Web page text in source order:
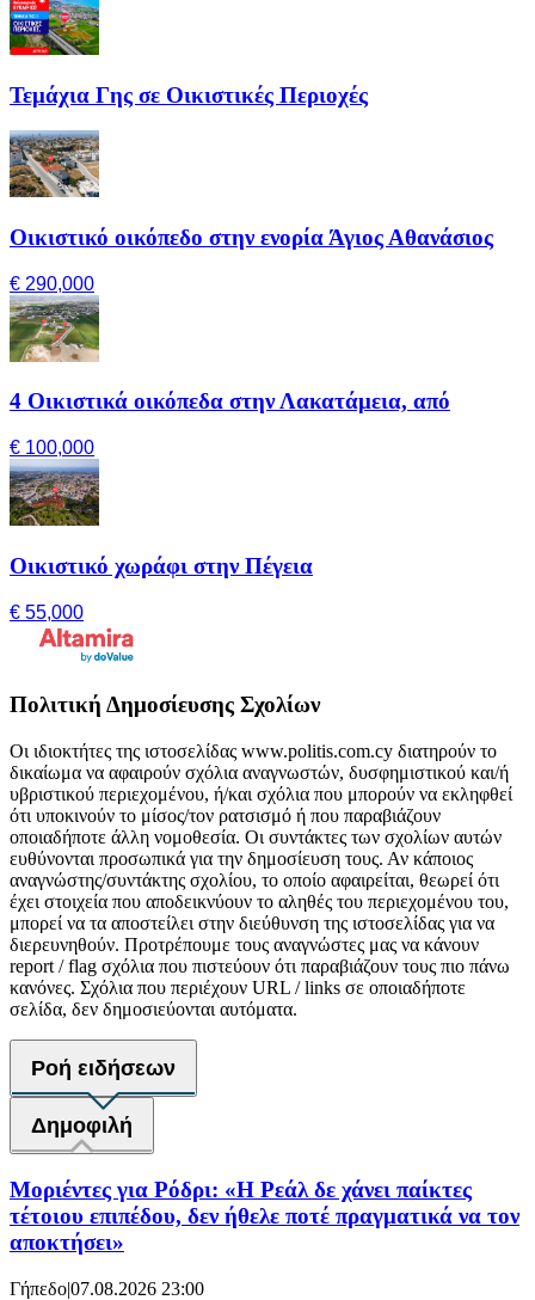
Τεμάχια Γης σε Οικιστικές Περιοχές
Οικιστικό οικόπεδο στην ενορία Άγιος Αθανάσιος
€ 290,000
4 Οικιστικά οικόπεδα στην Λακατάμεια, από
€ 100,000
Οικιστικό χωράφι στην Πέγεια
€ 55,000
Πολιτική Δημοσίευσης Σχολίων
Οι ιδιοκτήτες της ιστοσελίδας www.politis.com.cy διατηρούν το
δικαίωμα να αφαιρούν σχόλια αναγνωστών, δυσφημιστικού και/ή
υβριστικού περιεχομένου, ή/και σχόλια που μπορούν να εκληφθεί
ότι υποκινούν το μίσος/τον ρατσισμό ή που παραβιάζουν
οποιαδήποτε άλλη νομοθεσία. Οι συντάκτες των σχολίων αυτών
ευθύνονται προσωπικά για την δημοσίευση τους. Αν κάποιος
αναγνώστης/συντάκτης σχολίου, το οποίο αφαιρείται, θεωρεί ότι
έχει στοιχεία που αποδεικνύουν το αληθές του περιεχομένου του,
μπορεί να τα αποστείλει στην διεύθυνση της ιστοσελίδας για να
διερευνηθούν. Προτρέπουμε τους αναγνώστες μας να κάνουν
report / flag σχόλια που πιστεύουν ότι παραβιάζουν τους πιο πάνω
κανόνες. Σχόλια που περιέχουν URL / links σε οποιαδήποτε
σελίδα, δεν δημοσιεύονται αυτόματα.
Ροή ειδήσεων
Δημοφιλή
Μοριέντες για Ρόδρι: «Η Ρεάλ δε χάνει παίκτες
τέτοιου επιπέδου, δεν ήθελε ποτέ πραγματικά να τον
αποκτήσει»
Γήπεδο|07.08.2026 23:00